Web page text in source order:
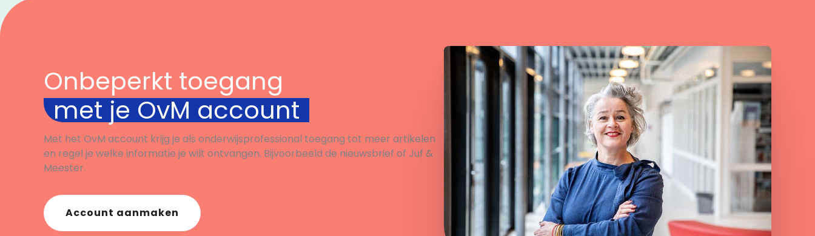
Onbeperkt toegang
met je OvM account
Met het OvM account krijg je als onderwijsprofessional toegang tot meer artikelen
en regel je welke informatie je wilt ontvangen. Bijvoorbeeld de nieuwsbrief of Juf &
Meester.
Account aanmaken